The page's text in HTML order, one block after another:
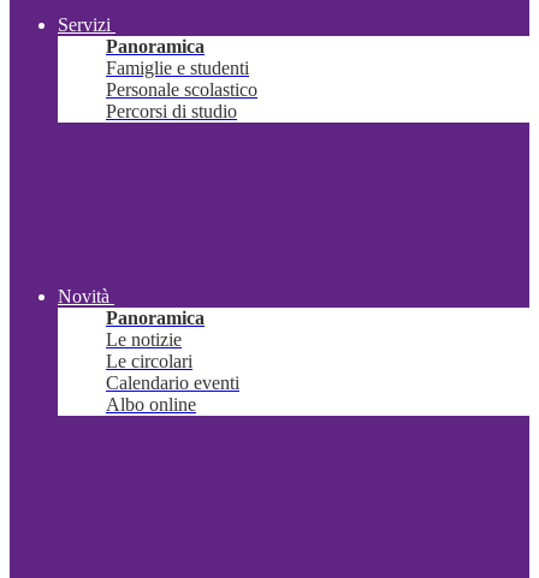
Servizi
Panoramica
Famiglie e studenti
Personale scolastico
Percorsi di studio
Novità
Panoramica
Le notizie
Le circolari
Calendario eventi
Albo online